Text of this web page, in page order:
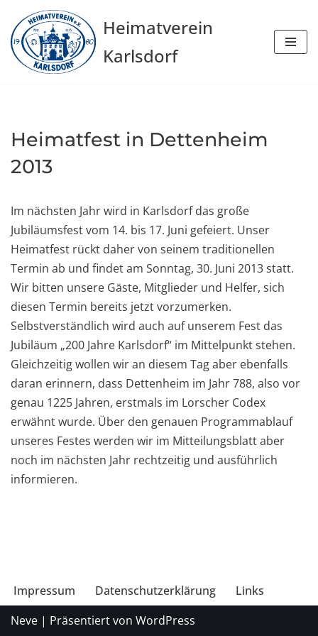
Zum
Inhalt
springen
Heimatverein
Karlsdorf
Heimatfest in Dettenheim
2013
Im nächsten Jahr wird in Karlsdorf das große
Jubiläumsfest vom 14. bis 17. Juni gefeiert. Unser
Heimatfest rückt daher von seinem traditionellen
Termin ab und findet am Sonntag, 30. Juni 2013 statt.
Wir bitten unsere Gäste, Mitglieder und Helfer, sich
diesen Termin bereits jetzt vorzumerken.
Selbstverständlich wird auch auf unserem Fest das
Jubiläum „200 Jahre Karlsdorf“ im Mittelpunkt stehen.
Gleichzeitig wollen wir an diesem Tag aber ebenfalls
daran erinnern, dass Dettenheim im Jahr 788, also vor
genau 1225 Jahren, erstmals im Lorscher Codex
erwähnt wurde. Über den genauen Programmablauf
unseres Festes werden wir im Mitteilungsblatt aber
noch im nächsten Jahr rechtzeitig und ausführlich
informieren.
Impressum Datenschutzerklärung
Links
Neve | Präsentiert von WordPress